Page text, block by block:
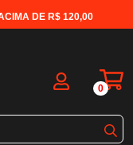
DE R$ 120,00
0